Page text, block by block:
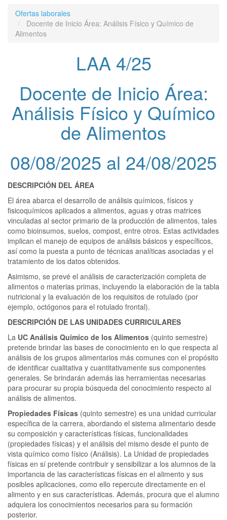
Ofertas laborales
Docente de Inicio Área: Análisis Físico y Químico de
Alimentos
LAA 4/25
Docente de Inicio Área:
Análisis Físico y Químico
de Alimentos
08/08/2025 al 24/08/2025
DESCRIPCIÓN DEL ÁREA
El área abarca el desarrollo de análisis químicos, físicos y
fisicoquímicos aplicados a alimentos, aguas y otras matrices
vinculadas al sector primario de la producción de alimentos, tales
como bioinsumos, suelos, compost, entre otros. Estas actividades
implican el manejo de equipos de análisis básicos y específicos,
así como la puesta a punto de técnicas analíticas asociadas y el
tratamiento de los datos obtenidos.
Asimismo, se prevé el análisis de caracterización completa de
alimentos o materias primas, incluyendo la elaboración de la tabla
nutricional y la evaluación de los requisitos de rotulado (por
ejemplo, octógonos para el rotulado frontal).
DESCRIPCIÓN DE LAS UNIDADES CURRICULARES
La UC Análisis Químico de los Alimentos (quinto semestre)
pretende brindar las bases de conocimiento en lo que respecta al
análisis de los grupos alimentarios más comunes con el propósito
de identificar cualitativa y cuantitativamente sus componentes
generales. Se brindarán además las herramientas necesarias
para procurar su propia búsqueda del conocimiento respecto al
análisis de alimentos.
Propiedades Físicas (quinto semestre) es una unidad curricular
específica de la carrera, abordando el sistema alimentario desde
su composición y características físicas, funcionalidades
(propiedades físicas) y el análisis del mismo desde el punto de
vista químico como físico (Análisis). La Unidad de propiedades
físicas en sí pretende contribuir y sensibilizar a los alumnos de la
importancia de las características físicas en el alimento y sus
posibles aplicaciones, como ello repercute directamente en el
alimento y en sus características. Además, procura que el alumno
adquiera los conocimientos necesarios para su formación
posterior.